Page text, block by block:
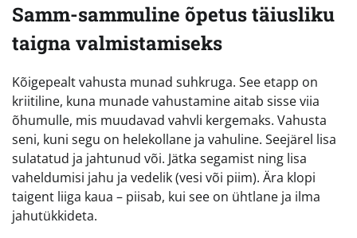
Samm-sammuline õpetus täiusliku
taigna valmistamiseks
Kõigepealt vahusta munad suhkruga. See etapp on
kriitiline, kuna munade vahustamine aitab sisse viia
õhumulle, mis muudavad vahvli kergemaks. Vahusta
seni, kuni segu on helekollane ja vahuline. Seejärel lisa
sulatatud ja jahtunud või. Jätka segamist ning lisa
vaheldumisi jahu ja vedelik (vesi või piim). Ära klopi
taigent liiga kaua – piisab, kui see on ühtlane ja ilma
jahutükkideta.